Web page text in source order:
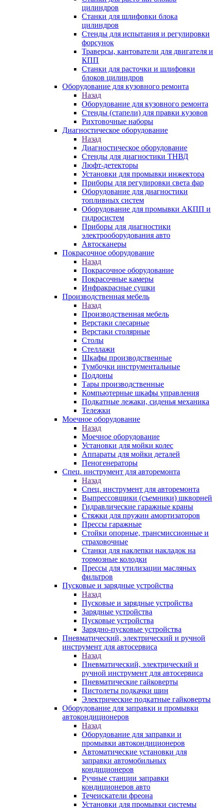
цилиндров
Станки для шлифовки блока
цилиндров
Стенды для испытания и регулировки
форсунок
Траверсы, кантователи для двигателя и
КПП
Станки для расточки и шлифовки
блоков цилиндров
Оборудование для кузовного ремонта
Назад
Оборудование для кузовного ремонта
Стенды (стапели) для правки кузовов
Рихтовочные наборы
Диагностическое оборудование
Назад
Диагностическое оборудование
Стенды для диагностики ТНВД
Люфт-детекторы
Установки для промывки инжектора
Приборы для регулировки света фар
Оборудование для диагностики
топливных систем
Оборудование для промывки АКПП и
гидросистем
Приборы для диагностики
электрооборудования авто
Автосканеры
Покрасочное оборудование
Назад
Покрасочное оборудование
Покрасочные камеры
Инфракрасные сушки
Производственная мебель
Назад
Производственная мебель
Верстаки слесарные
Верстаки столярные
Столы
Стеллажи
Шкафы производственные
Тумбочки инструментальные
Поддоны
Тары производственные
Компьютерные шкафы управления
Подкатные лежаки, сиденья механика
Тележки
Моечное оборудование
Назад
Моечное оборудование
Установки для мойки колес
Аппараты для мойки деталей
Пеногенераторы
Спец. инструмент для авторемонта
Назад
Спец. инструмент для авторемонта
Выпрессовщики (съемники) шкворней
Гидравлические гаражные краны
Стяжки для пружин амортизаторов
Прессы гаражные
Стойки опорные, трансмиссионные и
страховочные
Станки для наклепки накладок на
тормозные колодки
Прессы для утилизации масляных
фильтров
Пусковые и зарядные устройства
Назад
Пусковые и зарядные устройства
Зарядные устройства
Пусковые устройства
Зарядно-пусковые устройства
Пневматический, электрический и ручной
инструмент для автосервиса
Назад
Пневматический, электрический и
ручной инструмент для автосервиса
Пневматические гайковерты
Пистолеты подкачки шин
Электрические подкатные гайковерты
Оборудование для заправки и промывки
автокондиционеров
Назад
Оборудование для заправки и
промывки автокондиционеров
Автоматические установки для
заправки автомобильных
кондиционеров
Ручные станции заправки
кондиционеров авто
Течеискатели фреона
Установки для промывки системы